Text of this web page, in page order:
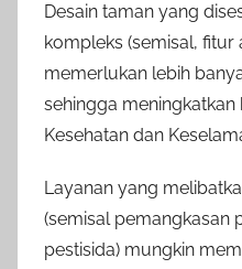
Desain taman yang
kompleks (semisal, fitur
memerlukan lebih
sehingga
Kesehatan dan
Layanan yang
(semisal pemangkasan
pestisida) mungkin